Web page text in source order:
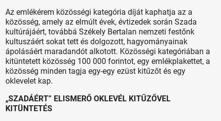
Az emlékérem közösségi kategória díját kaphatja az a
közösség, amely az elmúlt évek, évtizedek során Szada
kultúrájáért, továbbá Székely Bertalan nemzeti festőnk
kultuszáért sokat tett és dolgozott, hagyományainak
ápolásáért maradandót alkotott. Közösségi kategóriában a
kitüntetett közösség 100 000 forintot, egy emlékplakettet, a
közösség minden tagja egy-egy ezüst kitűzőt és egy
oklevelet kap.
„SZADÁÉRT” ELISMERŐ OKLEVÉL KITŰZŐVEL
KITÜNTETÉS